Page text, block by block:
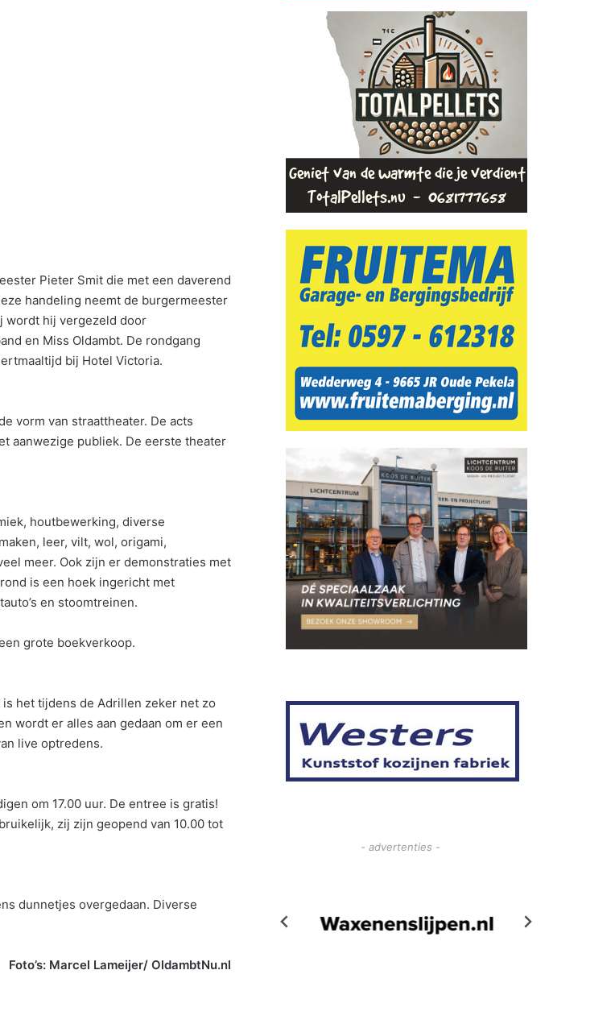
Pieter Smit die met een daverend
handeling neemt de burgermeester
wordt hij vergezeld door
en Miss Oldambt. De rondgang
bij Hotel Victoria.
vorm van straattheater. De acts
aanwezige publiek. De eerste theater
houtbewerking, diverse
leer, vilt, wol, origami,
meer. Ook zijn er demonstraties met
is een hoek ingericht met
en stoomtreinen.
grote boekverkoop.
het tijdens de Adrillen zeker net zo
wordt er alles aan gedaan om er een
live optredens.
om 17.00 uur. De entree is gratis!
zij zijn geopend van 10.00 tot
dunnetjes overgedaan. Diverse
Foto’s: Marcel Lameijer/ OldambtNu.nl
- advertenties -